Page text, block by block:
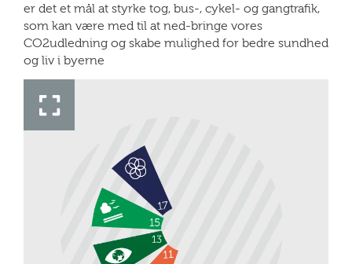
er det et mål at styrke tog, bus-, cykel- og gangtrafik,
som kan være med til at ned-bringe vores
CO2udledning og skabe mulighed for bedre sundhed
og liv i byerne